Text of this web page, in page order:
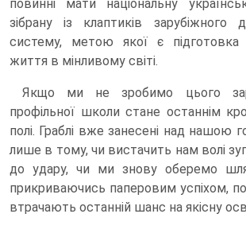
повинні мати національну
зібрану із клаптиків зарубіжного
систему, метою якої є підготовка
життя в мінливому світі.
Якщо ми не зробимо цього
профільної школи стане останнім
полі. Граблі вже занесені над нашою
лише в тому, чи вистачить нам волі
до удару, чи ми знову оберемо
прикриваючись паперовим успіхом,
втрачають останній шанс на якісну